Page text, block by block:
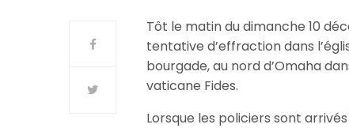
Tôt le matin du dimanche 10
tentative d’effraction dans
bourgade, au nord d’Omaha
vaticane Fides.
Lorsque les policiers sont